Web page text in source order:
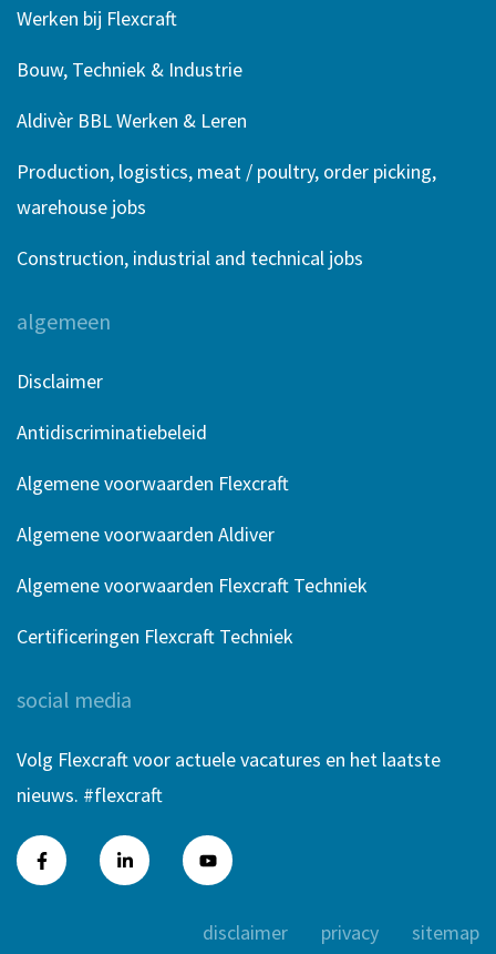
Werken bij Flexcraft
Bouw, Techniek & Industrie
Aldivèr BBL Werken & Leren
Production, logistics, meat / poultry, order picking,
warehouse jobs
Construction, industrial and technical jobs
algemeen
Disclaimer
Antidiscriminatiebeleid
Algemene voorwaarden Flexcraft
Algemene voorwaarden Aldiver
Algemene voorwaarden Flexcraft Techniek
Certificeringen Flexcraft Techniek
social media
Volg Flexcraft voor actuele vacatures en het laatste
nieuws. #flexcraft
disclaimer privacy sitemap